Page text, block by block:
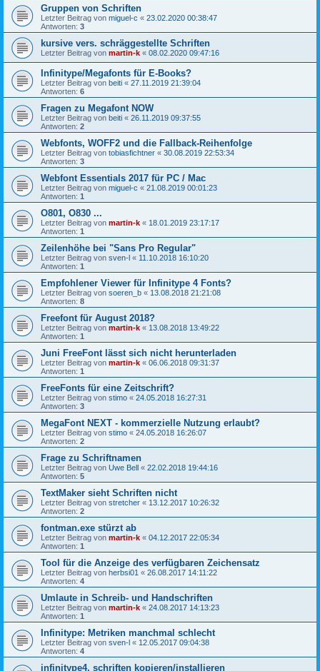
Gruppen von Schriften
Letzter Beitrag von miguel-c « 23.02.2020 00:38:47
Antworten: 3
kursive vers. schräggestellte Schriften
Letzter Beitrag von martin-k « 08.02.2020 09:47:16
Infinitype/Megafonts für E-Books?
Letzter Beitrag von beiti « 27.11.2019 21:39:04
Antworten: 6
Fragen zu Megafont NOW
Letzter Beitrag von beiti « 26.11.2019 09:37:55
Antworten: 2
Webfonts, WOFF2 und die Fallback-Reihenfolge
Letzter Beitrag von tobiasfichtner « 30.08.2019 22:53:34
Antworten: 3
Webfont Essentials 2017 für PC / Mac
Letzter Beitrag von miguel-c « 21.08.2019 00:01:23
Antworten: 1
O801, O830 ...
Letzter Beitrag von martin-k « 18.01.2019 23:17:17
Antworten: 1
Zeilenhöhe bei "Sans Pro Regular"
Letzter Beitrag von sven-l « 11.10.2018 16:10:20
Antworten: 1
Empfohlener Viewer für Infinitype 4 Fonts?
Letzter Beitrag von soeren_b « 13.08.2018 21:21:08
Antworten: 8
Freefont für August 2018?
Letzter Beitrag von martin-k « 13.08.2018 13:49:22
Antworten: 1
Juni FreeFont lässt sich nicht herunterladen
Letzter Beitrag von martin-k « 06.06.2018 09:31:37
Antworten: 1
FreeFonts für eine Zeitschrift?
Letzter Beitrag von stimo « 24.05.2018 16:27:31
Antworten: 3
MegaFont NEXT - kommerzielle Nutzung erlaubt?
Letzter Beitrag von stimo « 24.05.2018 16:26:07
Antworten: 2
Frage zu Schriftnamen
Letzter Beitrag von Uwe Bell « 22.02.2018 19:44:16
Antworten: 5
TextMaker sieht Schriften nicht
Letzter Beitrag von stretcher « 13.12.2017 10:26:32
Antworten: 2
fontman.exe stürzt ab
Letzter Beitrag von martin-k « 04.12.2017 22:05:34
Antworten: 1
Tool für die Anzeige des verfügbaren Zeichensatz
Letzter Beitrag von herbsi01 « 26.08.2017 14:11:22
Antworten: 4
Umlaute in Schreib- und Handschriften
Letzter Beitrag von martin-k « 24.08.2017 14:13:23
Antworten: 1
Infinitype: Metriken manchmal schlecht
Letzter Beitrag von sven-l « 12.05.2017 09:04:38
Antworten: 4
infinitype4, schriften kopieren/installieren